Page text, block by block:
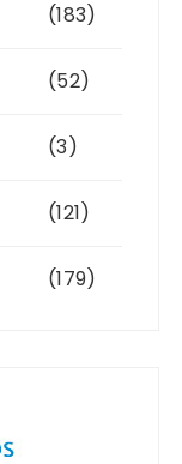
(183)
(52)
(3)
(121)
(179)